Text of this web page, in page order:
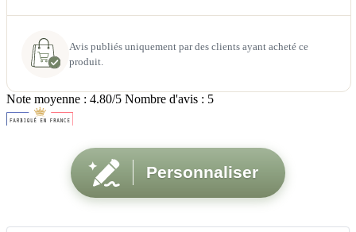
Avis publiés uniquement par des clients ayant acheté ce
produit.
Note moyenne : 4.80/5 Nombre d'avis : 5
Personnaliser